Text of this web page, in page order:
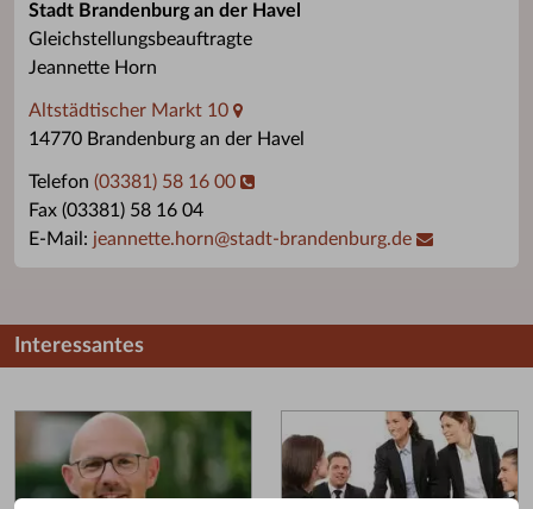
Stadt Brandenburg an der Havel
Gleichstellungsbeauftragte
Jeannette Horn
Altstädtischer Markt 10
14770 Brandenburg an der Havel
Telefon (03381) 58 16 00
Fax (03381) 58 16 04
E-Mail: jeannette.horn@stadt-brandenburg.de
Interessantes